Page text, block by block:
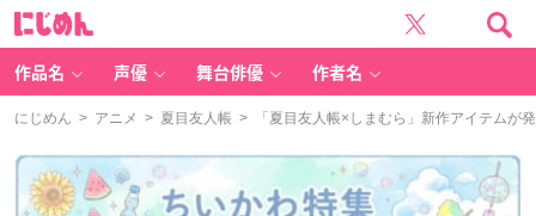
作品名 声優 舞台俳優 作者名
にじめん > アニメ > 夏目友人帳 > 「夏目友人帳×しまむら」新作アイテムが